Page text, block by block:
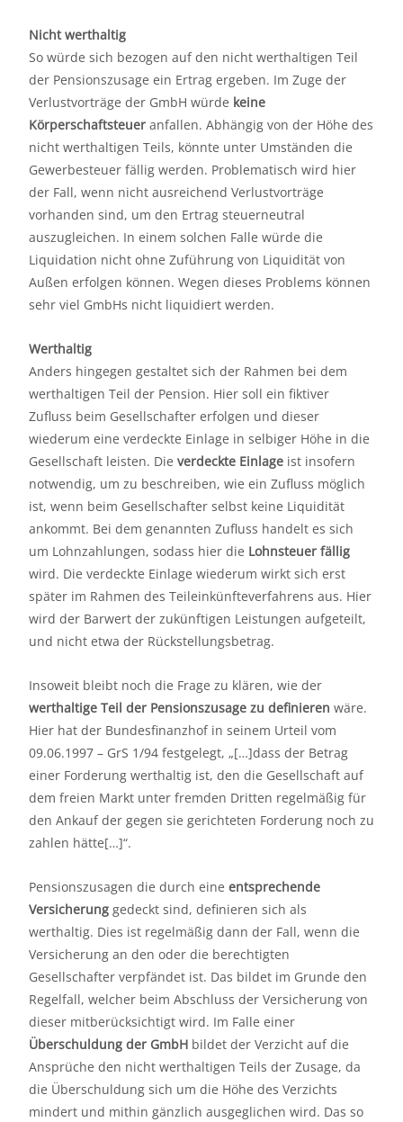
Nicht werthaltig
So würde sich bezogen auf den nicht werthaltigen Teil
der Pensionszusage ein Ertrag ergeben. Im Zuge der
Verlustvorträge der GmbH würde keine
Körperschaftsteuer anfallen. Abhängig von der Höhe des
nicht werthaltigen Teils, könnte unter Umständen die
Gewerbesteuer fällig werden. Problematisch wird hier
der Fall, wenn nicht ausreichend Verlustvorträge
vorhanden sind, um den Ertrag steuerneutral
auszugleichen. In einem solchen Falle würde die
Liquidation nicht ohne Zuführung von Liquidität von
Außen erfolgen können. Wegen dieses Problems können
sehr viel GmbHs nicht liquidiert werden.
Werthaltig
Anders hingegen gestaltet sich der Rahmen bei dem
werthaltigen Teil der Pension. Hier soll ein fiktiver
Zufluss beim Gesellschafter erfolgen und dieser
wiederum eine verdeckte Einlage in selbiger Höhe in die
Gesellschaft leisten. Die verdeckte Einlage ist insofern
notwendig, um zu beschreiben, wie ein Zufluss möglich
ist, wenn beim Gesellschafter selbst keine Liquidität
ankommt. Bei dem genannten Zufluss handelt es sich
um Lohnzahlungen, sodass hier die Lohnsteuer fällig
wird. Die verdeckte Einlage wiederum wirkt sich erst
später im Rahmen des Teileinkünfteverfahrens aus. Hier
wird der Barwert der zukünftigen Leistungen aufgeteilt,
und nicht etwa der Rückstellungsbetrag.
Insoweit bleibt noch die Frage zu klären, wie der
werthaltige Teil der Pensionszusage zu definieren wäre.
Hier hat der Bundesfinanzhof in seinem Urteil vom
09.06.1997 – GrS 1/94 festgelegt, „[…]dass der Betrag
einer Forderung werthaltig ist, den die Gesellschaft auf
dem freien Markt unter fremden Dritten regelmäßig für
den Ankauf der gegen sie gerichteten Forderung noch zu
zahlen hätte[…]“.
Pensionszusagen die durch eine entsprechende
Versicherung gedeckt sind, definieren sich als
werthaltig. Dies ist regelmäßig dann der Fall, wenn die
Versicherung an den oder die berechtigten
Gesellschafter verpfändet ist. Das bildet im Grunde den
Regelfall, welcher beim Abschluss der Versicherung von
dieser mitberücksichtigt wird. Im Falle einer
Überschuldung der GmbH bildet der Verzicht auf die
Ansprüche den nicht werthaltigen Teils der Zusage, da
die Überschuldung sich um die Höhe des Verzichts
mindert und mithin gänzlich ausgeglichen wird. Das so